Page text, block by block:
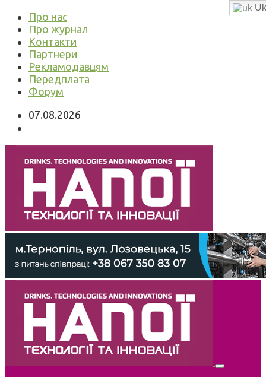
Про нас
Про журнал
Контакти
Партнери
Рекламодавцям
Передплата
Форум
07.08.2026